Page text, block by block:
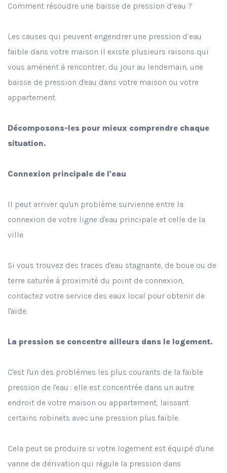
Comment résoudre une baisse de pression d’eau ?
Les causes qui peuvent engendrer une pression d’eau
faible dans votre maison Il existe plusieurs raisons qui
vous amènent à rencontrer, du jour au lendemain, une
baisse de pression d'eau dans votre maison ou votre
appartement.
Décomposons-les pour mieux comprendre chaque
situation.
Connexion principale de l'eau
Il peut arriver qu'un problème survienne entre la
connexion de votre ligne d'eau principale et celle de la
ville.
Si vous trouvez des traces d'eau stagnante, de boue ou de
terre saturée à proximité du point de connexion,
contactez votre service des eaux local pour obtenir de
l'aide.
La pression se concentre ailleurs dans le logement.
C'est l'un des problèmes les plus courants de la faible
pression de l'eau : elle est concentrée dans un autre
endroit de votre maison ou appartement, laissant
certains robinets avec une pression plus faible.
Cela peut se produire si votre logement est équipé d'une
vanne de dérivation qui régule la pression dans